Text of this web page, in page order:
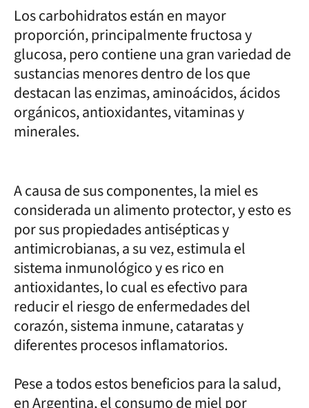
Los carbohidratos están en mayor
proporción, principalmente fructosa y
glucosa, pero contiene una gran variedad de
sustancias menores dentro de los que
destacan las enzimas, aminoácidos, ácidos
orgánicos, antioxidantes, vitaminas y
minerales.
A causa de sus componentes, la miel es
considerada un alimento protector, y esto es
por sus propiedades antisépticas y
antimicrobianas, a su vez, estimula el
sistema inmunológico y es rico en
antioxidantes, lo cual es efectivo para
reducir el riesgo de enfermedades del
corazón, sistema inmune, cataratas y
diferentes procesos inflamatorios.
Pese a todos estos beneficios para la salud,
en Argentina, el consumo de miel por